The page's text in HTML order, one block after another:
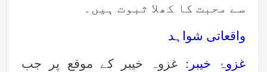
سے محبت کا کھلا ثبوت ہیں۔
واقعاتی شواہد
غزوۂ خیبر: غزوہ خیبر کے موقع پر جب